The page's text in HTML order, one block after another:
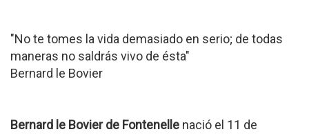
"No te tomes la vida demasiado en serio; de todas
maneras no saldrás vivo de ésta"
Bernard le Bovier
Bernard le Bovier de Fontenelle nació el 11 de